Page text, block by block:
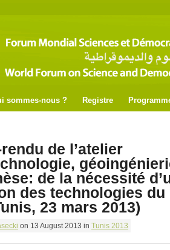
sommes-nous ? Registre
de l’atelier
de la nécessité
des technologies du
23 mars 2013)
on 13 August 2013 in Tunis 2013